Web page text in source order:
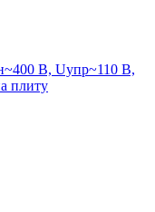
В, Uупр~110 В,
плиту